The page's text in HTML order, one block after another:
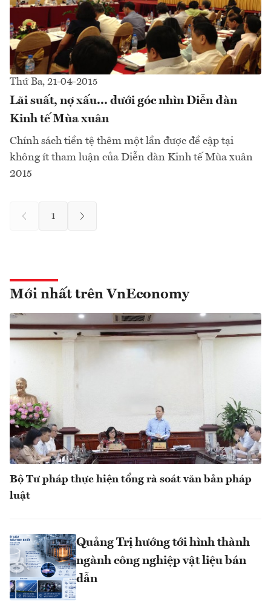
Thứ Ba, 21-04-2015
Lãi suất, nợ xấu... dưới góc nhìn Diễn đàn
Kinh tế Mùa xuân
Chính sách tiền tệ thêm một lần được đề cập tại
không ít tham luận của Diễn đàn Kinh tế Mùa xuân
2015
1
Mới nhất trên VnEconomy
Bộ Tư pháp thực hiện tổng rà soát văn bản pháp
luật
Quảng Trị hướng tới hình thành
ngành công nghiệp vật liệu bán
dẫn